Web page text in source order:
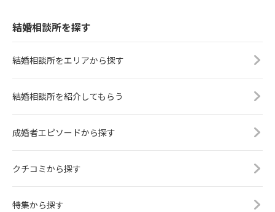
結婚相談所を探す
結婚相談所をエリアから探す
結婚相談所を紹介してもらう
成婚者エピソードから探す
クチコミから探す
特集から探す